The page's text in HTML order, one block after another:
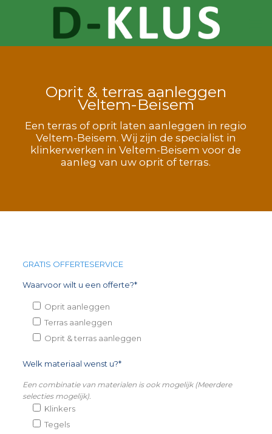
Oprit & terras aanleggen
Veltem-Beisem
Een terras of oprit laten aanleggen in regio
Veltem-Beisem. Wij zijn de specialist in
klinkerwerken in Veltem-Beisem voor de
aanleg van uw oprit of terras.
GRATIS OFFERTESERVICE
Waarvoor wilt u een offerte?*
Oprit aanleggen
Terras aanleggen
Oprit & terras aanleggen
Welk materiaal wenst u?*
Een combinatie van materialen is ook mogelijk (Meerdere
selecties mogelijk).
Klinkers
Tegels